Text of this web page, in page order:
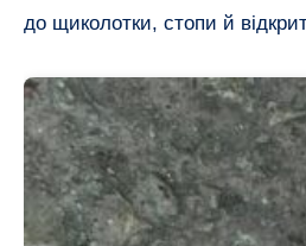
до щиколотки, стопи й